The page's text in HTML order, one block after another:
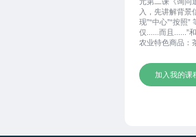
入，先讲解背景
现”“中心”“按照
仅......而且......”
农业特色商品：
加入我的课